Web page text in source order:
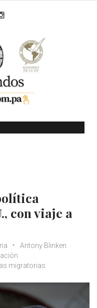
con viaje a
Antony Blinken
migratorias